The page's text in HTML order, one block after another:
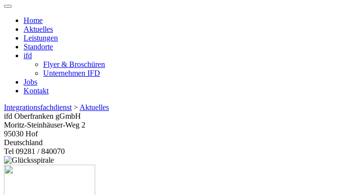
Home
Aktuelles
Leistungen
Standorte
ifd
Flyer & Broschüren
Unternehmen IFD
Jobs
Kontakt
Integrationsfachdienst > Aktuelles
ifd Oberfranken gGmbH
Moritz-Steinhäuser-Weg 2
95030 Hof
Deutschland
Tel 09281 / 840070